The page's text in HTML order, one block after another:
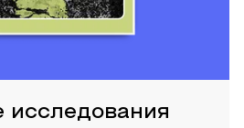
исследования